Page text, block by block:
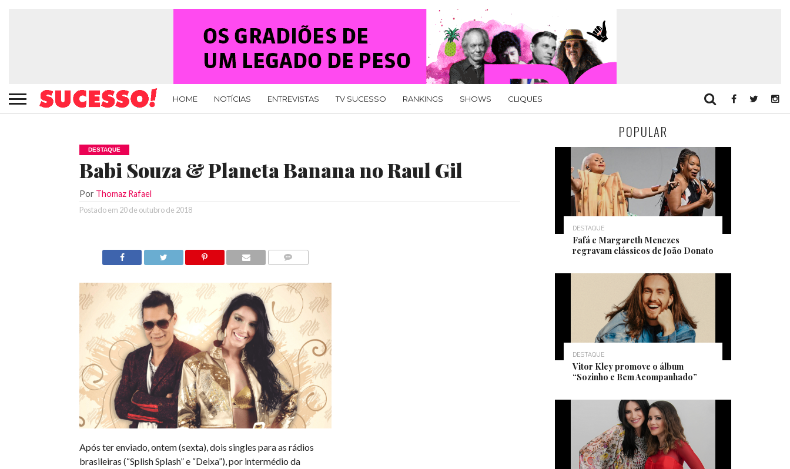
HOME NOTÍCIAS ENTREVISTAS TV SUCESSO RANKINGS SHOWS CLIQUES
DESTAQUE
Babi Souza & Planeta Banana no Raul Gil
Por Thomaz Rafael
Postado em 20 de outubro de 2018
Após ter enviado, ontem (sexta), dois singles para as rádios
brasileiras (“Splish Splash” e “Deixa”), por intermédio da
POPULAR
DESTAQUE
Fafá e Margareth Menezes
regravam clássicos de João Donato
DESTAQUE
Vitor Kley promove o álbum
“Sozinho e Bem Acompanhado”